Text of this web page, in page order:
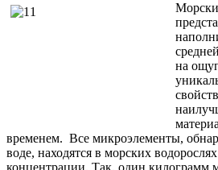
на
временем. Все микроэлементы,
воде, находятся в морских